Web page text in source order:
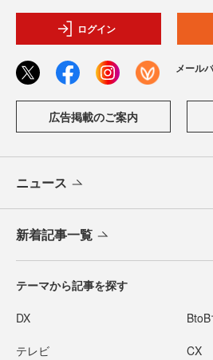
ログイン
メール
広告掲載のご案内
ニュース
新着記事一覧
テーマから記事を探す
DX
テレビ CX